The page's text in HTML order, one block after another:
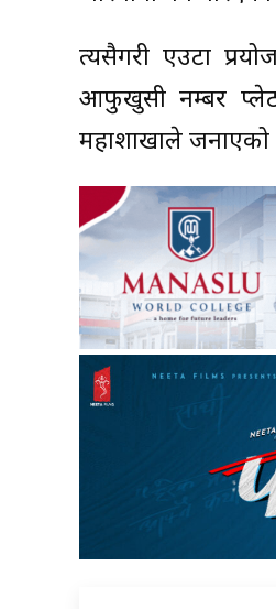
त्यसैगरी एउटा
आफुखुसी नम्बर प्लेट
महाशाखाले जनाएको